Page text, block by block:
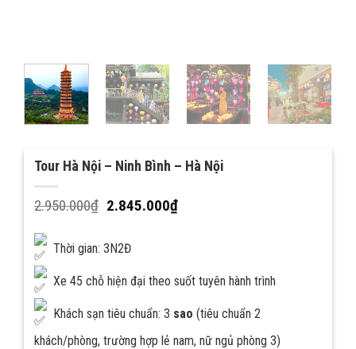
Tour Hà Nội – Ninh Bình – Hà Nội
2.950.000₫ 2.845.000₫
Thời gian: 3N2Đ
Xe 45 chỗ hiện đại theo suốt tuyên hành trình
Khách sạn tiêu chuẩn: 3 sao (tiêu chuẩn 2
khách/phòng, trường hợp lẻ nam, nữ ngủ phòng 3)